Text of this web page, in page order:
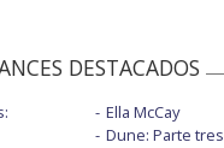
DESTACADOS
Ella McCay
Dune: Parte tres